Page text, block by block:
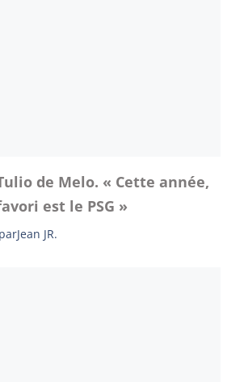
de Melo. « Cette année,
est le PSG »
parJean JR.